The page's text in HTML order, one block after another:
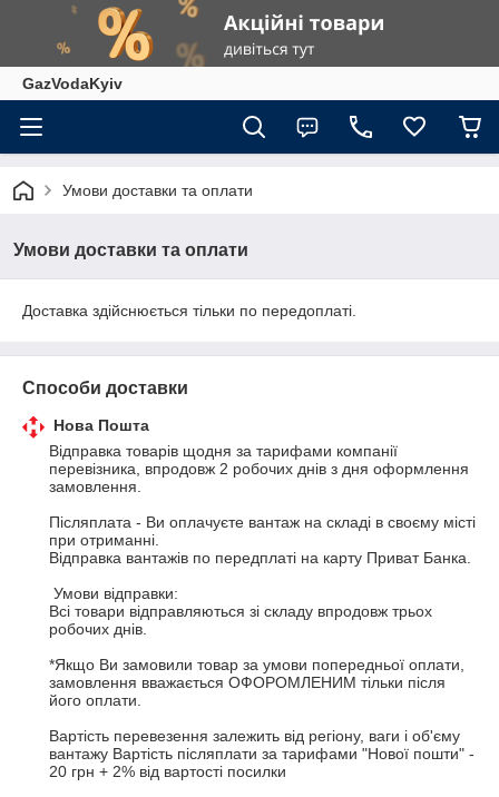
GazVodaKyiv
Умови доставки та оплати
Умови доставки та оплати
Доставка здійснюється тільки по передоплаті.
Способи доставки
Нова Пошта
Відправка товарів щодня за тарифами компанії
перевізника, впродовж 2 робочих днів з дня оформлення
замовлення.
Післяплата - Ви оплачуєте вантаж на складі в своєму місті
при отриманні.
Відправка вантажів по передплаті на карту Приват Банка.
Всі товари відправляються зі складу впродовж трьох
робочих днів.
*Якщо Ви замовили товар за умови попередньої оплати,
замовлення вважається ОФОРОМЛЕНИМ тільки після
його оплати.
Вартість перевезення залежить від регіону, ваги і об'єму
вантажу Вартість післяплати за тарифами "Нової пошти" -
20 грн + 2% від вартості посилки